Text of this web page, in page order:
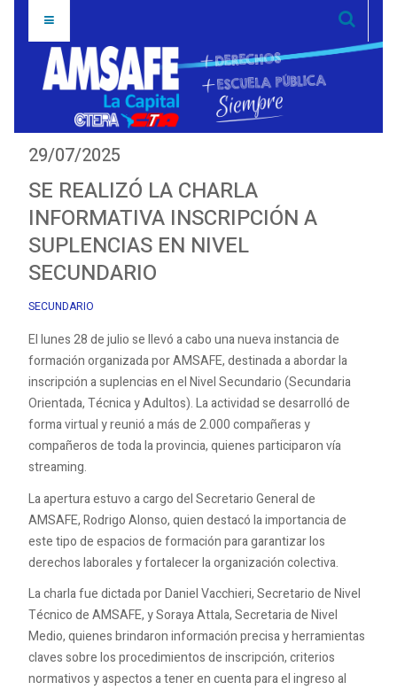
29/07/2025
SE REALIZÓ LA CHARLA
INFORMATIVA INSCRIPCIÓN A
SUPLENCIAS EN NIVEL
SECUNDARIO
SECUNDARIO
El lunes 28 de julio se llevó a cabo una nueva instancia de
formación organizada por AMSAFE, destinada a abordar la
inscripción a suplencias en el Nivel Secundario (Secundaria
Orientada, Técnica y Adultos). La actividad se desarrolló de
forma virtual y reunió a más de 2.000 compañeras y
compañeros de toda la provincia, quienes participaron vía
streaming.
La apertura estuvo a cargo del Secretario General de
AMSAFE, Rodrigo Alonso, quien destacó la importancia de
este tipo de espacios de formación para garantizar los
derechos laborales y fortalecer la organización colectiva.
La charla fue dictada por Daniel Vacchieri, Secretario de Nivel
Técnico de AMSAFE, y Soraya Attala, Secretaria de Nivel
Medio, quienes brindaron información precisa y herramientas
claves sobre los procedimientos de inscripción, criterios
normativos y aspectos a tener en cuenta para el ingreso al